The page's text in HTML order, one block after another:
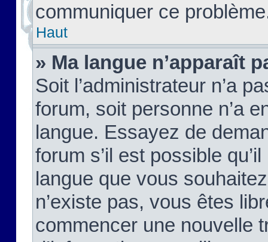
communiquer ce
Haut
» Ma langue n’apparaît
Soit l’administrateur n’a
forum, soit personne n’a
langue. Essayez de
forum s’il est possible
langue que vous
n’existe pas, vous êtes
commencer une nouvelle